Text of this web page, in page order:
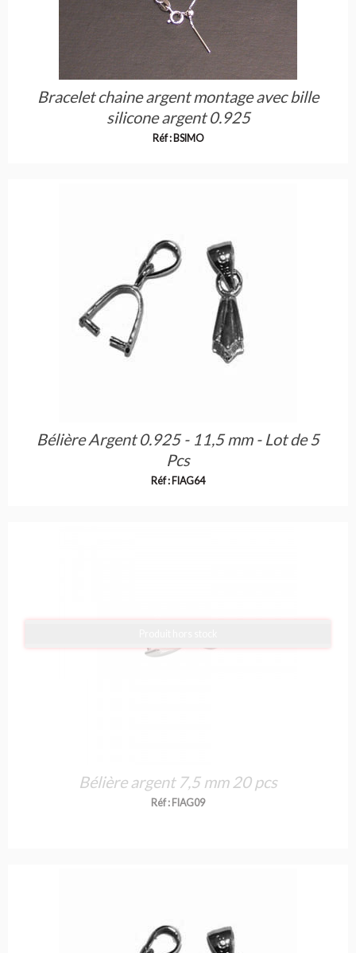
Bracelet chaine argent montage avec bille
silicone argent 0.925
Réf : BSIMO
Bélière Argent 0.925 - 11,5 mm - Lot de 5
Pcs
Réf : FIAG64
Bélière argent 7,5 mm 20 pcs
Réf : FIAG09